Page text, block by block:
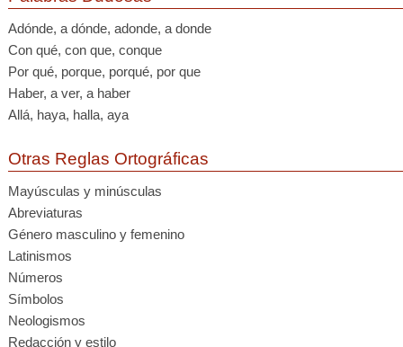
Adónde, a dónde, adonde, a donde
Con qué, con que, conque
Por qué, porque, porqué, por que
Haber, a ver, a haber
Allá, haya, halla, aya
Otras Reglas Ortográficas
Mayúsculas y minúsculas
Abreviaturas
Género masculino y femenino
Latinismos
Números
Símbolos
Neologismos
Redacción y estilo